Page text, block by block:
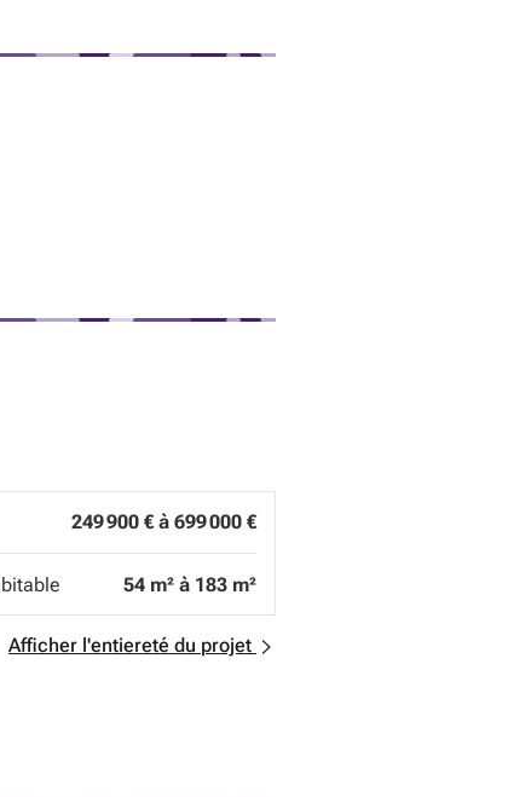
249 900 € à 699 000 €
54 m² à 183 m²
Afficher l'entiereté du projet